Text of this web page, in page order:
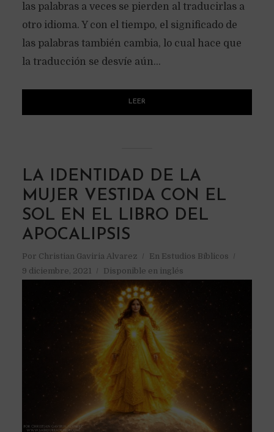
las palabras a veces se pierden al traducirlas a
otro idioma. Y con el tiempo, el significado de
las palabras también cambia, lo cual hace que
la traducción se desvíe aún...
LEER
LA IDENTIDAD DE LA
MUJER VESTIDA CON EL
SOL EN EL LIBRO DEL
APOCALIPSIS
Por Christian Gaviria Alvarez En Estudios Bíblicos
9 diciembre, 2021
Disponible en inglés